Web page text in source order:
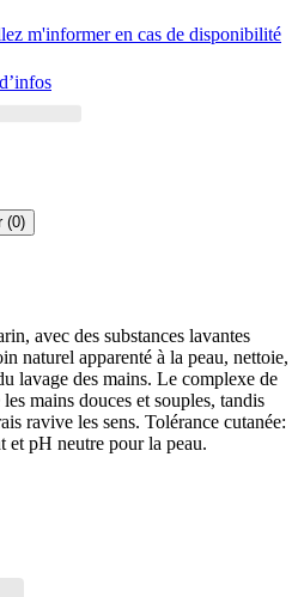
m'informer en cas de disponibilité
(0)
avec des substances lavantes
naturel apparenté à la peau, nettoie,
lavage des mains. Le complexe de
mains douces et souples, tandis
ravive les sens. Tolérance cutanée:
et pH neutre pour la peau.